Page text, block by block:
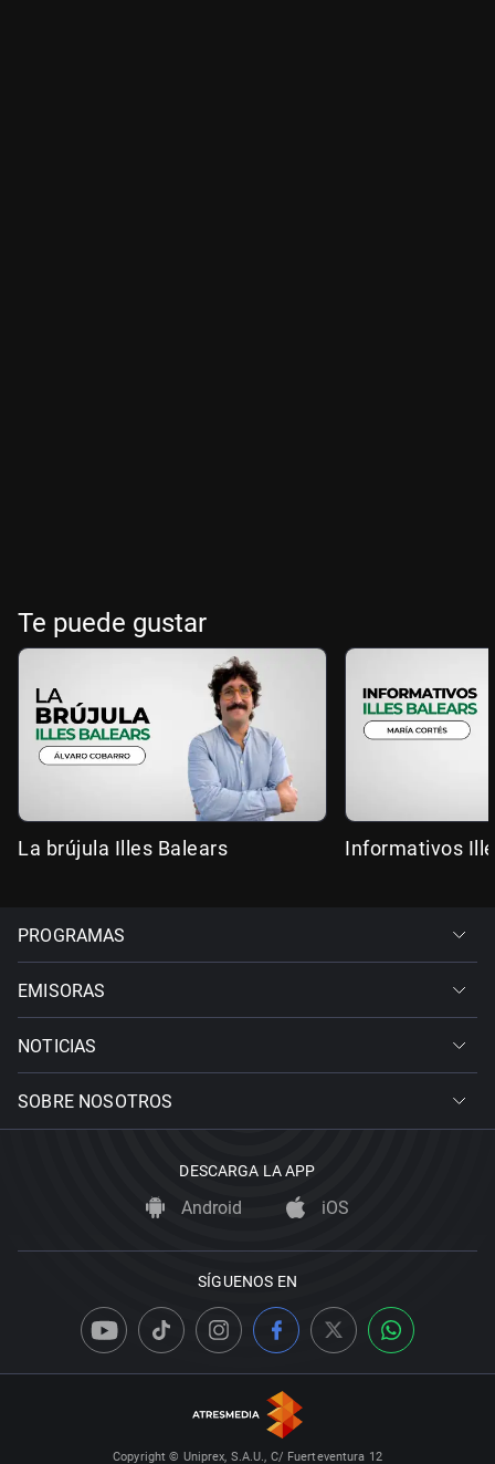
Te puede gustar
La brújula Illes Balears Informativos
PROGRAMAS
EMISORAS
NOTICIAS
SOBRE NOSOTROS
DESCARGA LA APP
Android iOS
SÍGUENOS EN
Copyright © Uniprex, S.A.U., C/ Fuerteventura 12